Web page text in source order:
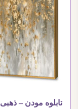
تابلوه مودن – ذهبى